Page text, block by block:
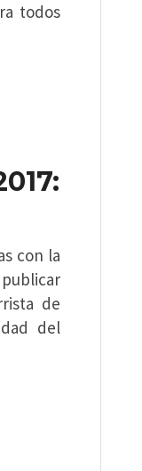
todos
con la
de
del